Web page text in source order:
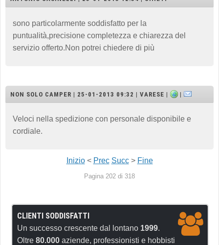
sono particolarmente soddisfatto per la
puntualità,precisione completezza e chiarezza del
servizio offerto.Non potrei chiedere di più
NON SOLO CAMPER | 25-01-2013 09:32 | VARESE | |
Veloci nella spedizione con personale disponibile e
cordiale.
Inizio< Prec Succ> Fine
Pagina 202 di 318
CLIENTI SODDISFATTI
Un successo crescente dal lontano 1999.
Oltre 80.000 aziende, professionisti e hobbisti